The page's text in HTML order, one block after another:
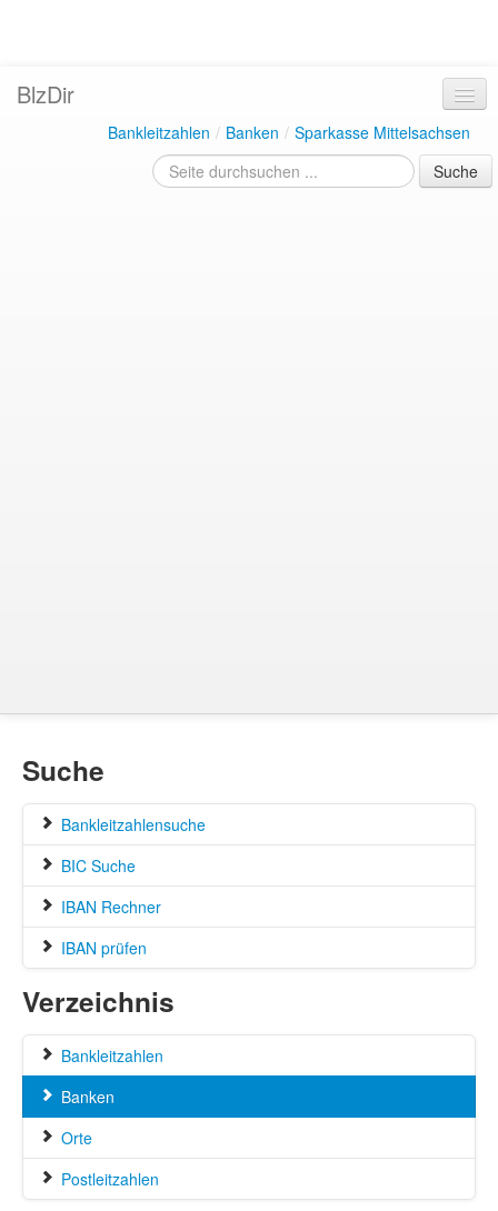
BlzDir
Bankleitzahlen / Banken / Sparkasse Mittelsachsen
Suche
Suche
Bankleitzahlensuche
BIC Suche
IBAN Rechner
IBAN prüfen
Verzeichnis
Bankleitzahlen
Banken
Orte
Postleitzahlen